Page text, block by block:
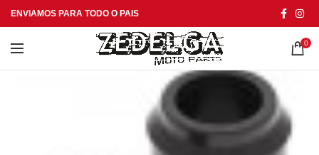
ENVIAMOS PARA TODO O PAIS
0